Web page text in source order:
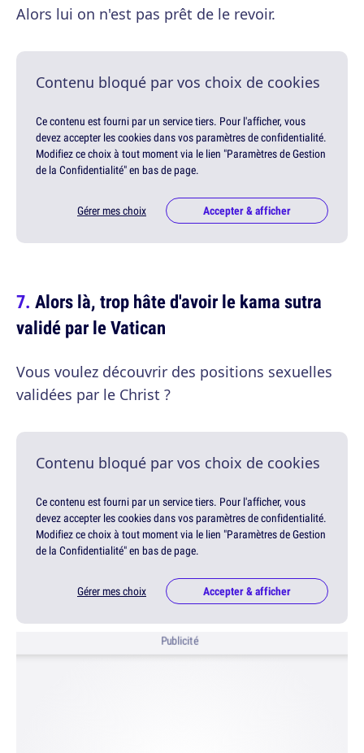
Alors lui on n'est pas prêt de le revoir.
Contenu bloqué par vos choix de cookies
Ce contenu est fourni par un service tiers. Pour l'afficher, vous
devez accepter les cookies dans vos paramètres de confidentialité.
Modifiez ce choix à tout moment via le lien "Paramètres de Gestion
de la Confidentialité" en bas de page.
Gérer mes choix Accepter & afficher
Alors là, trop hâte d'avoir le kama sutra
validé par le Vatican
Vous voulez découvrir des positions sexuelles
validées par le Christ ?
Contenu bloqué par vos choix de cookies
Ce contenu est fourni par un service tiers. Pour l'afficher, vous
devez accepter les cookies dans vos paramètres de confidentialité.
Modifiez ce choix à tout moment via le lien "Paramètres de Gestion
de la Confidentialité" en bas de page.
Gérer mes choix Accepter & afficher
Publicité